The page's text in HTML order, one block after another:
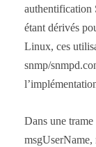
authentification
étant dérivés
Linux, ces
snmp/
Dans une
msgUserName,